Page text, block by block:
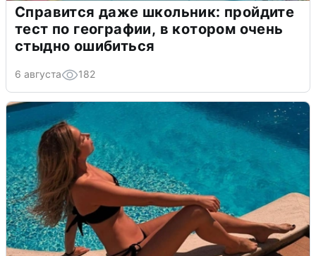
Справится даже школьник: пройдите
тест по географии, в котором очень
стыдно ошибиться
6 августа 182